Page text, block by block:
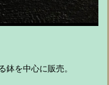
鉢を中心に販売。